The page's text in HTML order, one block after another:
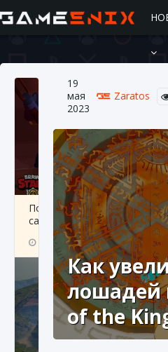
Подробное руководство по
самоцветов Brawl Stars
10 августа 2024 2
19
мая
2023
Zaratos
Как
лошадей
of the